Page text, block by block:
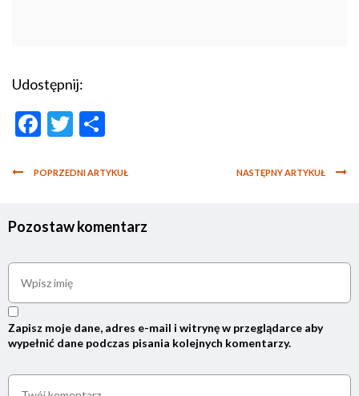
Udostępnij:
Facebook
Twitter
POPRZEDNI ARTYKUŁ NASTĘPNY ARTYKUŁ
Pozostaw komentarz
Zapisz moje dane, adres e-mail i witrynę w przeglądarce aby
wypełnić dane podczas pisania kolejnych komentarzy.